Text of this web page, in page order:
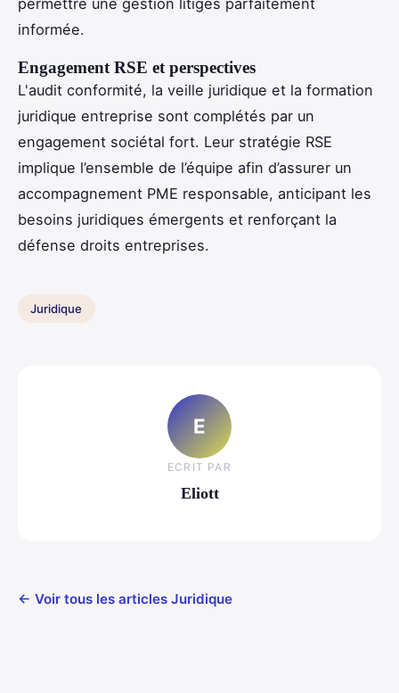
permettre une gestion litiges parfaitement
informée.
Engagement RSE et perspectives
L'audit conformité, la veille juridique et la formation
juridique entreprise sont complétés par un
engagement sociétal fort. Leur stratégie RSE
implique l’ensemble de l’équipe afin d’assurer un
accompagnement PME responsable, anticipant les
besoins juridiques émergents et renforçant la
défense droits entreprises.
Juridique
E
ECRIT PAR
Eliott
← Voir tous les articles Juridique